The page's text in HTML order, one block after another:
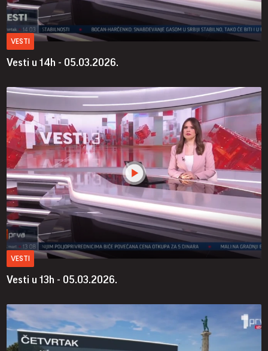
VESTI
Vesti u 14h - 05.03.2026.
VESTI
Vesti u 13h - 05.03.2026.